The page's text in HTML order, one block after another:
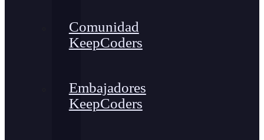
Comunidad
KeepCoders
Embajadores
KeepCoders